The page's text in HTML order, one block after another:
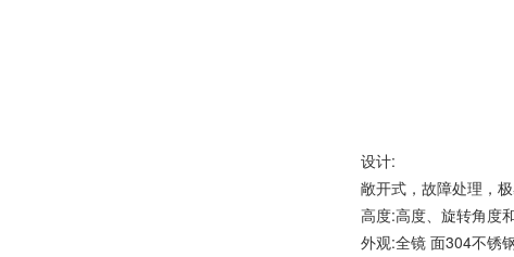
设计:
敞开式，故障处理，极
高度:高度、旋转角度
外观:全镜 面304不锈